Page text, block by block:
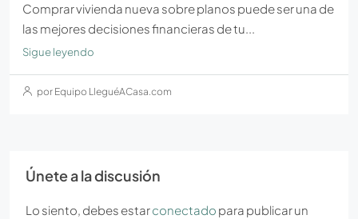
Comprar vivienda nueva sobre planos puede ser una de
las mejores decisiones financieras de tu...
Sigue leyendo
por Equipo LleguéACasa.com
Únete a la discusión
Lo siento, debes estarconectado para publicar un